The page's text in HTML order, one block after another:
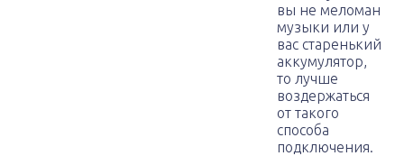
вы не меломан
музыки или у
вас старенький
аккумулятор,
то лучше
воздержаться
от такого
способа
подключения.